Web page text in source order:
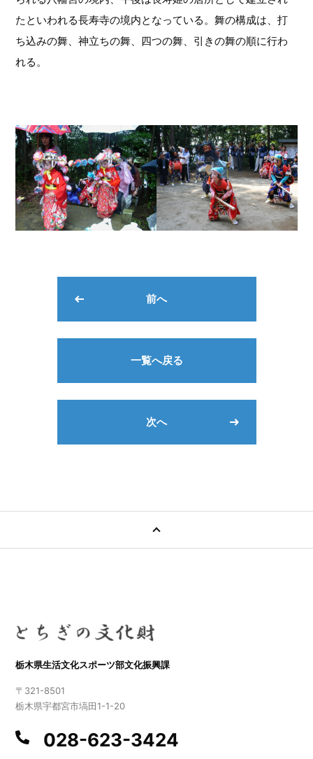
たといわれる長寿寺の境内となっている。舞の構成は、打
ち込みの舞、神立ちの舞、四つの舞、引きの舞の順に行わ
れる。
前へ
一覧へ戻る
次へ
栃木県生活文化スポーツ部文化振興課
〒321-8501
栃木県宇都宮市塙田1-1-20
028-623-3424